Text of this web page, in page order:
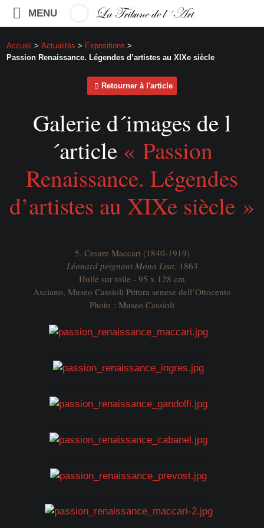
MENU
Accueil > Actualités > Expositions >
Passion Renaissance. Légendes d’artistes au XIXe siècle
Retourner à l'article
Galerie d´images de l
´article « Passion
Renaissance. Légendes
d’artistes au XIXe siècle »
5. Cesare Maccari (1840-1919)
Léonard peignant Mona Lisa, 1863
Huile sur toile - 95 x 128 cm
Asciano, Museo Cassioli Pittura senese dell’Ottocento
Photo : Museo Cassioli